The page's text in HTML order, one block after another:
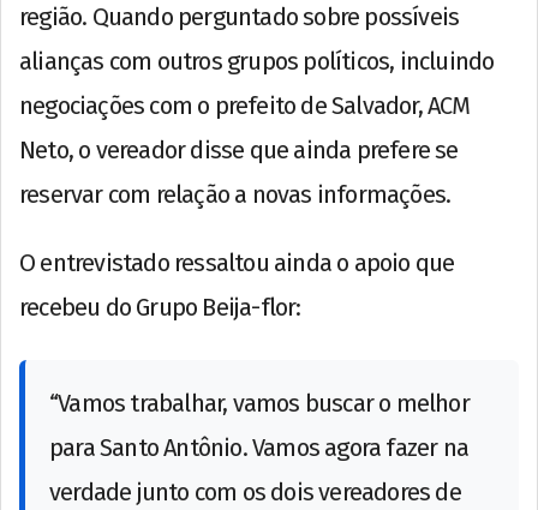
região. Quando perguntado sobre possíveis
alianças com outros grupos políticos, incluindo
negociações com o prefeito de Salvador, ACM
Neto, o vereador disse que ainda prefere se
reservar com relação a novas informações.
O entrevistado ressaltou ainda o apoio que
recebeu do Grupo Beija-flor:
“Vamos trabalhar, vamos buscar o melhor
para Santo Antônio. Vamos agora fazer na
verdade junto com os dois vereadores de